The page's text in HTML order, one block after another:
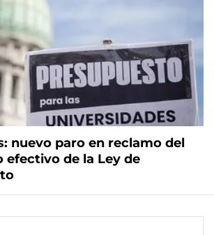
nuevo paro en reclamo del
de la Ley de